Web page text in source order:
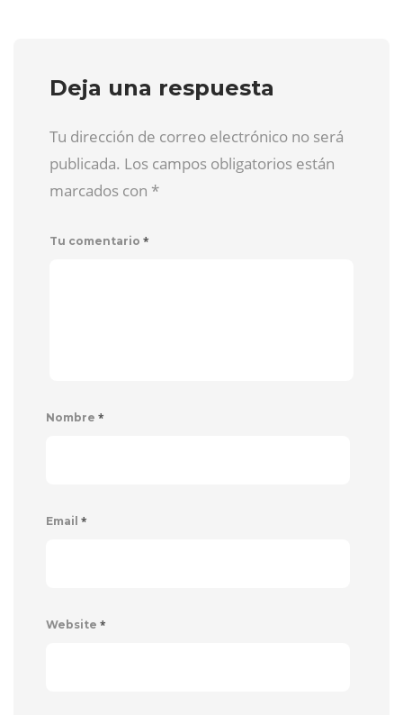
Deja una respuesta
Tu dirección de correo electrónico no será
publicada. Los campos obligatorios están
marcados con *
Tu comentario *
Nombre *
Email *
Website *